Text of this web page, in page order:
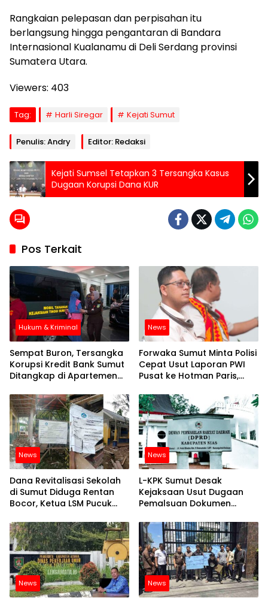
Rangkaian pelepasan dan perpisahan itu
berlangsung hingga pengantaran di Bandara
Internasional Kualanamu di Deli Serdang provinsi
Sumatera Utara.
Viewers: 403
Tag: Harli Siregar Kejati Sumut
Penulis: Andry Editor: Redaksi
Kejati Sumsel Tetapkan 3 Tersangka Kasus
Dugaan Korupsi Dana KUR
Pos Terkait
Hukum & Kriminal
Sempat Buron, Tersangka
Korupsi Kredit Bank Sumut
Ditangkap di Apartemen
News
Forwaka Sumut Minta Polisi
Cepat Usut Laporan PWI
Pusat ke Hotman Paris,
Profesi Jurnalis
News
Dana Revitalisasi Sekolah
di Sumut Diduga Rentan
Bocor, Ketua LSM Pucuk
Lapor ke APH
News
L-KPK Sumut Desak
Kejaksaan Usut Dugaan
Pemalsuan Dokumen
Belanja Makan Minum di
DPRD Nias
News News